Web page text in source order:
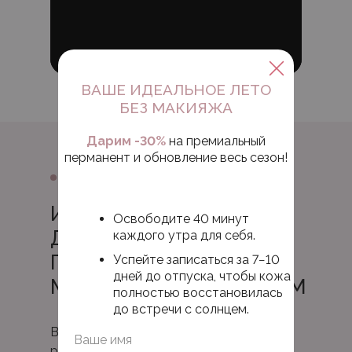
ИЗНУТРИ: КАК МЫ
ДЕЛАЕМ
ПЕРМАНЕНТНЫЙ
МАКИЯЖ НАТУРАЛЬНЫМ
В этом видео вы увидите, как выглядит
Освободите 40 минут
каждого утра для себя.
Успейте записаться за 7−10
дней до отпуска, чтобы кожа
полностью восстановилась
до встречи с солнцем.
Дарим -30% на премиальный
перманент и обновление весь сезон!
ВАШЕ ИДЕАЛЬНОЕ ЛЕТО
БЕЗ МАКИЯЖА